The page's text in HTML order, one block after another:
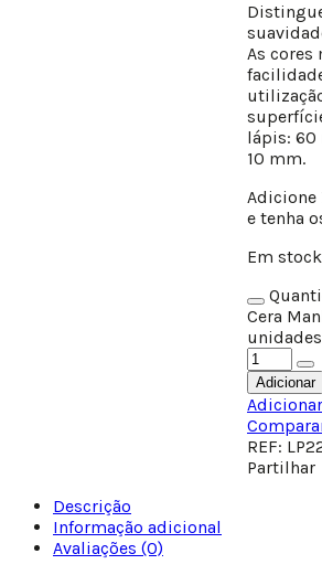
As
lápis: 60
10 mm.
Adicione
e tenha
Em stock
Cera
Adicionar
REF:
Partilhar
Descrição
Informação adicional
Avaliações (0)